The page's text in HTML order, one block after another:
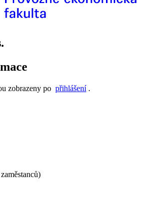
zobrazeny po přihlášení.